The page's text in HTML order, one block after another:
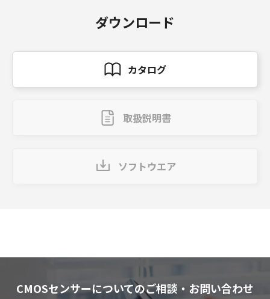
ダウンロード
カタログ
取扱説明書
ソフトウエア
CMOSセンサーについてのご相談・お問い合わせ